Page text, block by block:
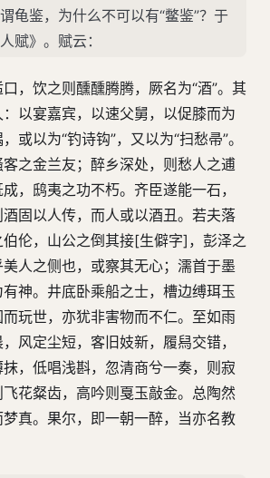
龟鉴，为什么不可以有“鳖鉴”？于
赋》。赋云：
，饮之则醺醺腾腾，厥名为“酒”。其
以宴嘉宾，以速父舅，以促膝而为
或以为“钓诗钩”，又以为“扫愁帚”。
之金兰友；醉乡深处，则愁人之逋
，鸱夷之功不朽。齐臣遂能一石，
固以人传，而人或以酒丑。若夫落
伦，山公之倒其接[生僻字]，彭泽之
人之侧也，或察其无心；濡首于墨
神。井底卧乘船之士，槽边缚珥玉
玩世，亦犹非害物而不仁。至如雨
风定尘短，客旧妓新，履舄交错，
，低唱浅斟，忽清商兮一奏，则寂
花粲齿，高吟则戛玉敲金。总陶然
真。果尔，即一朝一醉，当亦名教